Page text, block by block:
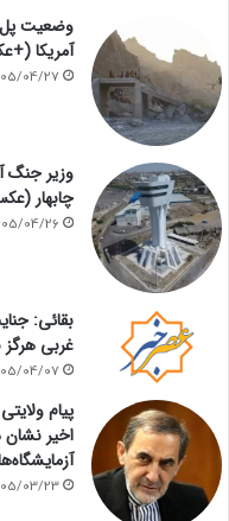
وضعیت پل
آمریکا
04/27
وزیر جنگ
چابهار
04/26
بقائی:
غربی
04/07
پیام
اخیر
03/23